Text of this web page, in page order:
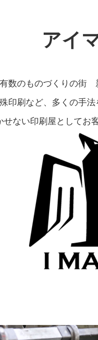
アイ
数のものづくりの街
印刷など、多くの手
せない印刷屋としてお